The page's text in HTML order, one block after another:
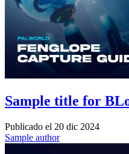
Sample title for
Publicado el 20 dic 2024
Sample author